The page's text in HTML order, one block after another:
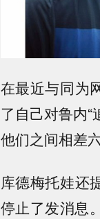
在最近与同为
了自己对鲁内“
他们之间相差
库德梅托娃还
停止了发消息